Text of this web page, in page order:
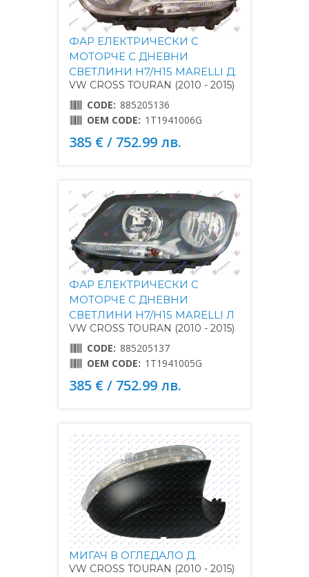
ФАР ЕЛЕКТРИЧЕСКИ С
МОТОРЧЕ С ДНЕВНИ
СВЕТЛИНИ H7/H15 MARELLI Д.
VW CROSS TOURAN (2010 - 2015)
CODE: 885205136
OEM CODE: 1T1941006G
385 € / 752.99 лв.
ФАР ЕЛЕКТРИЧЕСКИ С
МОТОРЧЕ С ДНЕВНИ
СВЕТЛИНИ H7/H15 MARELLI Л
VW CROSS TOURAN (2010 - 2015)
CODE: 885205137
OEM CODE: 1T1941005G
385 € / 752.99 лв.
МИГАЧ В ОГЛЕДАЛО Д.
VW CROSS TOURAN (2010 - 2015)